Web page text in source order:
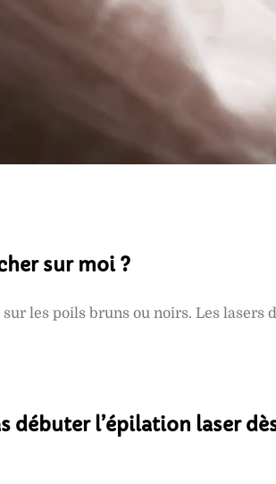
sur moi ?
les poils bruns ou noirs. Les lasers
débuter l’épilation laser